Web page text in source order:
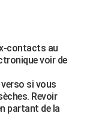
contacts au
voir de
si vous
Revoir
partant de la